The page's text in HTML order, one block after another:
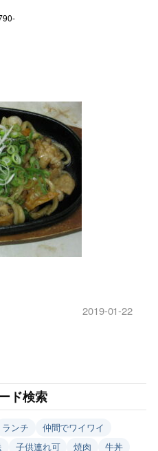
2019-01-22
ド検索
ランチ
仲間でワイワイ
子供連れ可 焼肉
牛丼